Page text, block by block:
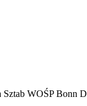
WOŚP Bonn